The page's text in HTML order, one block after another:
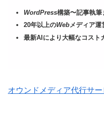
WordPress構築〜記事執筆
20年以上のWebメディア運
最新AIにより大幅なコスト
オウンドメディア代行サー